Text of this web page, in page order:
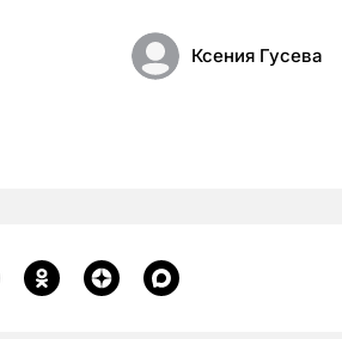
Ксения Гусева